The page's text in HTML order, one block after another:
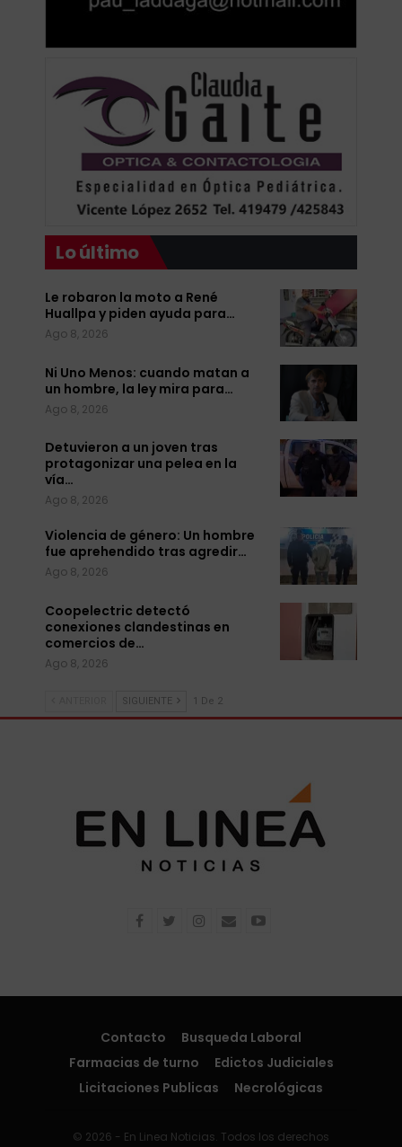
Lo último
Le robaron la moto a René
Huallpa y piden ayuda para…
Ago 8, 2026
Ni Uno Menos: cuando matan a
un hombre, la ley mira para…
Ago 8, 2026
Detuvieron a un joven tras
protagonizar una pelea en la
vía…
Ago 8, 2026
Violencia de género: Un hombre
fue aprehendido tras agredir…
Ago 8, 2026
Coopelectric detectó
conexiones clandestinas en
comercios de…
Ago 8, 2026
SIGUIENTE 1 De 2
Contacto
Busqueda Laboral
Farmacias de turno
Edictos Judiciales
Licitaciones Publicas
Necrológicas
© 2026 - En Linea Noticias. Todos los derechos